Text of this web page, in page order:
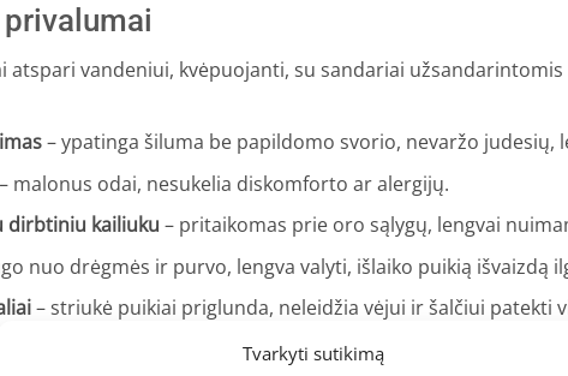
Tvarkyti sutikimą
atspari vandeniui, kvėpuojanti, su sandariai
– ypatinga šiluma be papildomo svorio, nevaržo judesių,
malonus odai, nesukelia diskomforto ar alergijų.
dirbtiniu kailiuku – pritaikomas prie oro sąlygų, lengvai
nuo drėgmės ir purvo, lengva valyti, išlaiko puikią išvaizdą
– striukė puikiai priglunda, neleidžia vėjui ir šalčiui patekti
kad viskas, ko reikia, būtų po ranka.